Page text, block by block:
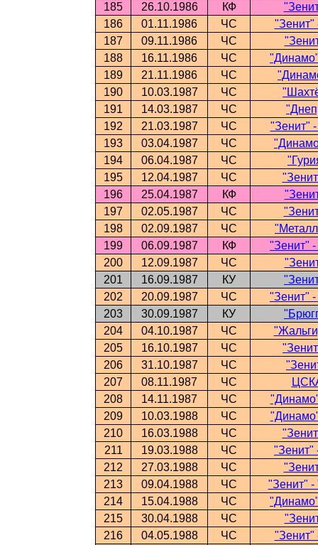
185
26.10.1986 КФ
186
01.11.1986 ЧС
"Зенит"
187
09.11.1986 ЧС
188
16.11.1986 ЧС
189
21.11.1986 ЧС
190
10.03.1987 ЧС
191
14.03.1987 ЧС
192
21.03.1987 ЧС
"Зенит"
193
03.04.1987 ЧС
194
06.04.1987 ЧС
195
12.04.1987 ЧС
196
25.04.1987 КФ
197
02.05.1987 ЧС
198
02.09.1987 ЧС
199
06.09.1987 КФ
"Зенит"
200
12.09.1987 ЧС
201
16.09.1987 КУ
202
20.09.1987 ЧС
"Зенит"
203
30.09.1987 КУ
204
04.10.1987 ЧС
205
16.10.1987 ЧС
206
31.10.1987 ЧС
207
08.11.1987 ЧС
208
14.11.1987 ЧС
209
10.03.1988 ЧС
210
16.03.1988 ЧС
211
19.03.1988 ЧС
"Зенит"
212
27.03.1988 ЧС
213
09.04.1988 ЧС
"Зенит"
214
15.04.1988 ЧС
215
30.04.1988 ЧС
216
04.05.1988 ЧС "Зенит"